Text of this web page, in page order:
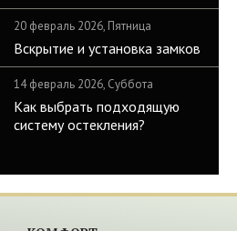
20 февраль 2026, Пятница
Вскрытие и установка замков
14 февраль 2026, Суббота
Как выбрать подходящую
систему остекления?